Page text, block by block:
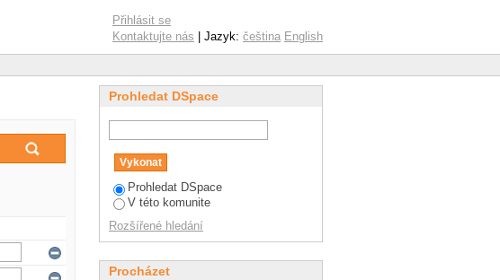
Přihlásit se
Kontaktujte nás | Jazyk: čeština English
Prohledat DSpace
Prohledat DSpace
V této komunite
Rozšířené hledání
Procházet